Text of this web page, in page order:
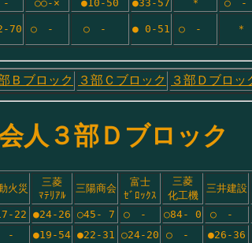
- ○○-× ●10-50 ●33-57 ＊
○　-
70 ○　- ○　- ● 0-51 ○　- ＊
Ｂブロック ３部Ｃブロック ３部Ｄブロッ
人３部Ｄブロック
火災
三菱
ﾏﾃﾘｱﾙ
三陽商会
富士
ｾﾞﾛｯｸｽ
三菱
化工機
三井建設
22 ●24-26 ○45- 7 ○　- ○84- 0 ○　-
- ●19-54 ●22-31 ○24-20 ○　-
●26-36